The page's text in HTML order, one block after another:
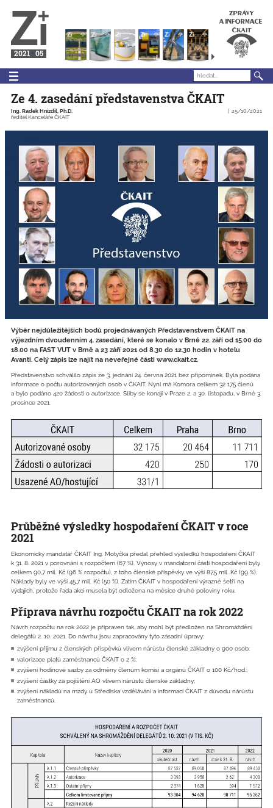
2021 05
Ze 4. zasedání představenstva ČKAIT
Ing. Radek Hnízdil, Ph.D.
ředitel Kanceláře ČKAIT
25/10/2021
Výběr nejdůležitějších bodů projednávaných Představenstvem ČKAIT na
výjezdním dvoudenním 4. zasedání, které se konalo v Brně 22. září od 15.00 do
18.00 na FAST VUT v Brně a 23 září 2021 od 8.30 do 12.30 hodin v hotelu
Avanti. Celý zápis lze najít na neveřejné části www.ckait.cz.
Představenstvo schválilo zápis ze 3. jednání 24. června 2021 bez připomínek. Byla podána
informace o počtu autorizovaných osob v ČKAIT. Nyní má Komora celkem 32 175 členů
a bylo podáno 420 žádostí o autorizace. Sliby se konají v Praze 2. a 30. listopadu, v Brně 3.
prosince 2021.
Průběžné výsledky hospodaření ČKAIT v roce
2021
Ekonomický mandatář ČKAIT Ing. Motyčka předal přehled výsledků hospodaření ČKAIT
k 31. 8. 2021 v porovnání s rozpočtem (67 %). Výnosy v mandatorní části hospodaření byly
celkem 90,7 mil. Kč (96 % rozpočtu), z toho členské příspěvky ve výši 87,5 mil. Kč (99 %).
Náklady byly ve výši 45,7 mil. Kč (50 %). Zatím ČKAIT v hospodaření výrazně šetří na
výdajích, protože řada akcí musela být odložena na měsíce druhé poloviny roku.
Příprava návrhu rozpočtu ČKAIT na rok 2022
Návrh rozpočtu na rok 2022 je připraven tak, aby mohl být předložen na Shromáždění
delegátů 2. 10. 2021. Do návrhu jsou zapracovány tyto zásadní úpravy:
zvýšení příjmu z členských příspěvků vlivem nárůstu členské základny o 900 osob;
valorizace platů zaměstnanců ČKAIT o 2 %;
zvýšení hodinové sazby za odměny členům komisí a orgánů ČKAIT o 100 Kč/hod.;
zvýšení částky za pojištění AO vlivem nárůstu členské základny;
zvýšení nákladů na mzdy u Střediska vzdělávání a informací ČKAIT z důvodu nárůstu
zaměstnanců.